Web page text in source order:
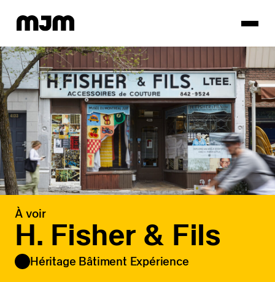
Homepage
À voir
H. Fisher & Fils
Héritage Bâtiment Expérience